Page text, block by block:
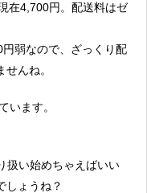
在4,700円。配送料はゼ
弱なので、ざっくり配
んね。
います。
扱い始めちゃえばいい
しょうね？